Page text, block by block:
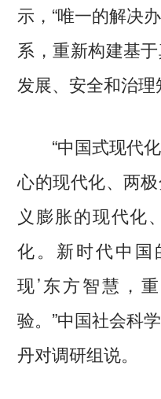
示，“唯一的解决
系，重新构建基
发展、安全和治理
“中国式现代化
心的现代化、两
义膨胀的现代化
化。新时代中国
现’东方智慧，
验。”中国社会科
丹对调研组说。